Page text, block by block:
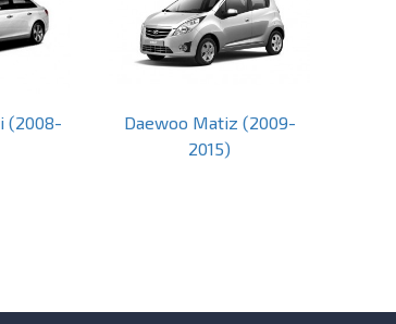
(2008-
Daewoo Matiz (2009-
2015)